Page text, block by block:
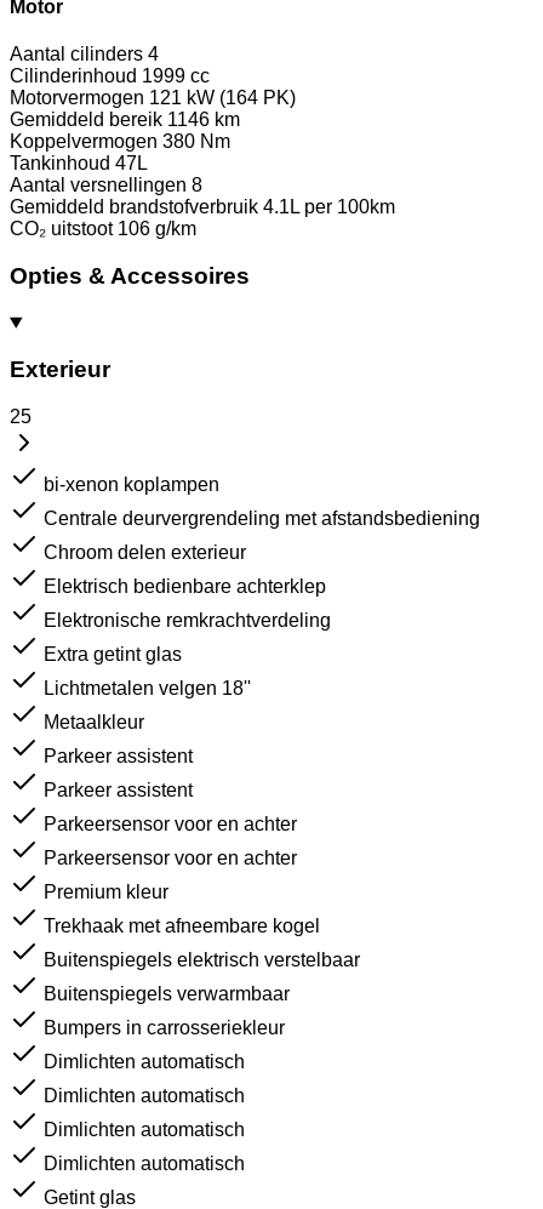
Motor
Aantal cilinders 4
Cilinderinhoud 1999 cc
Motorvermogen 121 kW (164 PK)
Gemiddeld bereik 1146 km
Koppelvermogen 380 Nm
Tankinhoud 47L
Aantal versnellingen 8
Gemiddeld brandstofverbruik 4.1L per 100km
CO₂ uitstoot 106 g/km
Opties & Accessoires
Exterieur
25
bi-xenon koplampen
Centrale deurvergrendeling met afstandsbediening
Chroom delen exterieur
Elektrisch bedienbare achterklep
Elektronische remkrachtverdeling
Extra getint glas
Lichtmetalen velgen 18''
Metaalkleur
Parkeer assistent
Parkeer assistent
Parkeersensor voor en achter
Parkeersensor voor en achter
Premium kleur
Trekhaak met afneembare kogel
Buitenspiegels elektrisch verstelbaar
Buitenspiegels verwarmbaar
Bumpers in carrosseriekleur
Dimlichten automatisch
Dimlichten automatisch
Dimlichten automatisch
Dimlichten automatisch
Getint glas